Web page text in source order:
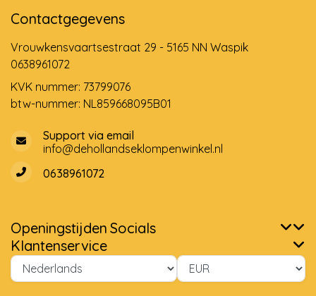
Contactgegevens
Vrouwkensvaartsestraat 29 - 5165 NN Waspik
0638961072
KVK nummer: 73799076
btw-nummer: NL859668095B01
Support via email
info@dehollandseklompenwinkel.nl
0638961072
Openingstijden Socials
Klantenservice